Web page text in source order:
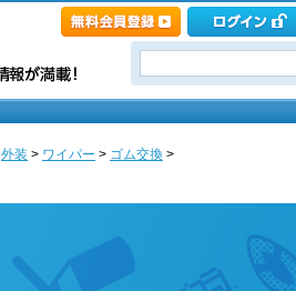
外装 > ワイパー > ゴム交換 >